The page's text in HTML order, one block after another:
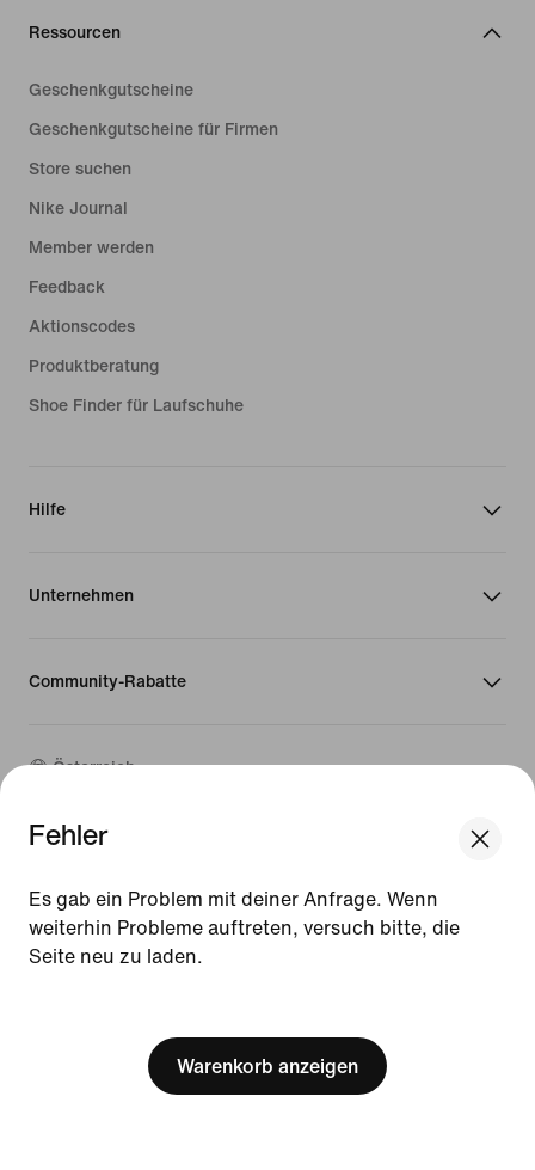
Fehler
Es gab ein Problem mit deiner Anfrage. Wenn
weiterhin Probleme auftreten, versuch bitte, die
Seite neu zu laden.
Warenkorb anzeigen
Ressourcen
Geschenkgutscheine
Geschenkgutscheine für Firmen
Store suchen
Nike Journal
Member werden
Feedback
Aktionscodes
Produktberatung
Shoe Finder für Laufschuhe
Hilfe
Unternehmen
Community-Rabatte
Österreich
© 2026Nike, Inc. Alle Rechte vorbehalten
Nutzungsbedingungen
Verkaufsbedingungen
Impressum